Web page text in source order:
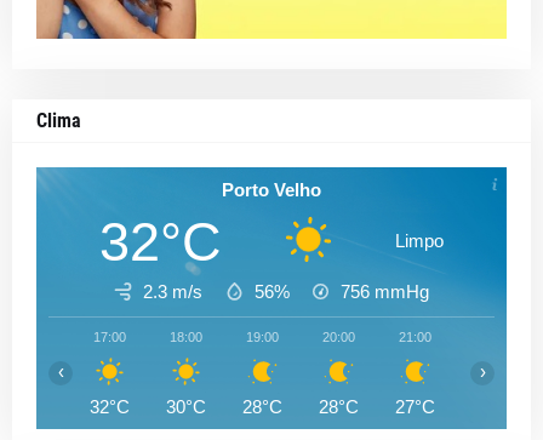
Clima
Porto Velho
32°C Limpo
2.3 m/s 56% 756 mmHg
17:00
32°C
18:00
30°C
19:00
28°C
20:00
28°C
21:00
27°C
‹ ›